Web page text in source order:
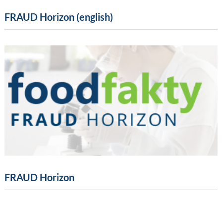
FRAUD Horizon (english)
FRAUD Horizon